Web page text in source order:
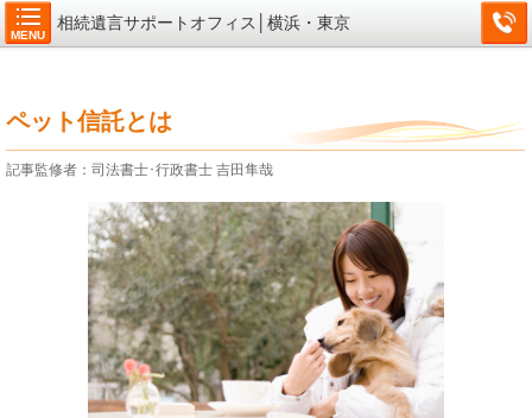
MENU
相続遺言サポートオフィス│横浜・東京
ペット信託とは
記事監修者：司法書士･行政書士 吉田隼哉